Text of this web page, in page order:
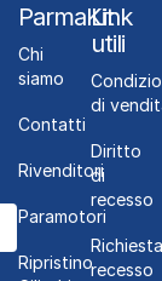
ParmaKit
Chi
siamo
Contatti
Rivenditori
Paramotori
Ripristino
Link
utili
di
Diritto
di
recesso
Richiesta
recesso